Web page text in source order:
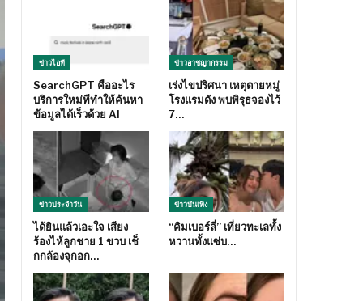
ข่าวไอที
SearchGPT คืออะไร
บริการใหม่ทีทำให้ค้นหา
ข้อมูลได้เร็วด้วย AI
ข่าวอาชญากรรม
เร่งไขปริศนา เหตุตายหมู่
โรงแรมดัง พบพิรุธจองไว้
7…
ข่าวประจำวัน
ได้ยินแล้วเอะใจ เสียง
ร้องไห้ลูกชาย 1 ขวบ เช็
กกล้องจุกอก…
ข่าวบันเทิง
“คิมเบอร์ลี่” เที่ยวทะเลทั้ง
หวานทั้งแซ่บ…